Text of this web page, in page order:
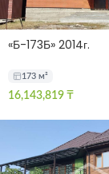
«Б-173Б» 2014г.
173 м²
16,143,819 ₸